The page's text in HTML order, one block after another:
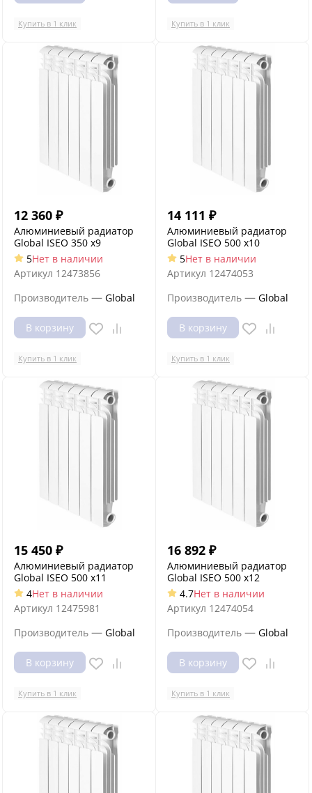
Купить в 1 клик Купить в 1 клик
12 360 ₽
Алюминиевый радиатор
Global ISEO 350 x9
5Нет в наличии
Артикул 12473856
Производитель — Global
В корзину
Купить в 1 клик
14 111 ₽
Алюминиевый радиатор
Global ISEO 500 x10
5Нет в наличии
Артикул 12474053
Производитель — Global
В корзину
Купить в 1 клик
15 450 ₽
Алюминиевый радиатор
Global ISEO 500 x11
4Нет в наличии
Артикул 12475981
Производитель — Global
В корзину
Купить в 1 клик
16 892 ₽
Алюминиевый радиатор
Global ISEO 500 x12
4.7Нет в наличии
Артикул 12474054
Производитель — Global
В корзину
Купить в 1 клик